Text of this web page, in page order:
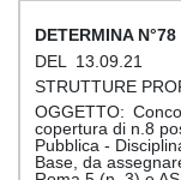
78
13.09.21
copertura di n.8
Pubblica -
Base, da